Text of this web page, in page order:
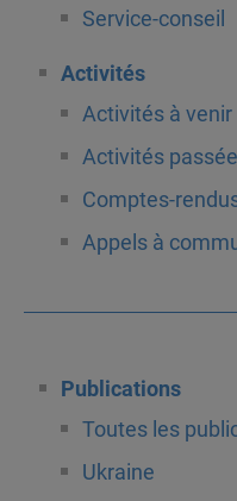
Service-conseil
Activités
Activités à venir
Activités
Comptes-
Appels à
Publications
Toutes les
Ukraine